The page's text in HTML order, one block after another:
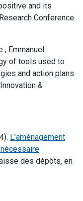
and its
Conference
, Emmanuel
of tools used to
and action plans.
&
L’aménagement
des dépôts, en